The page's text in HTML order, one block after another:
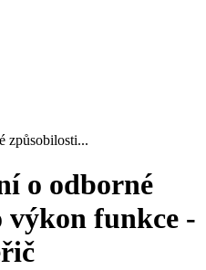
způsobilosti...
o odborné
výkon funkce -